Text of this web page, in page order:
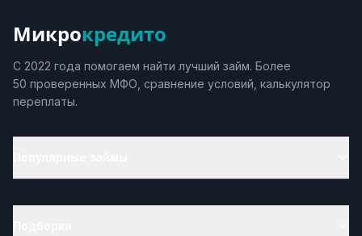
Микрокредито
С 2022 года помогаем найти лучший займ. Более
50 проверенных МФО, сравнение условий, калькулятор
переплаты.